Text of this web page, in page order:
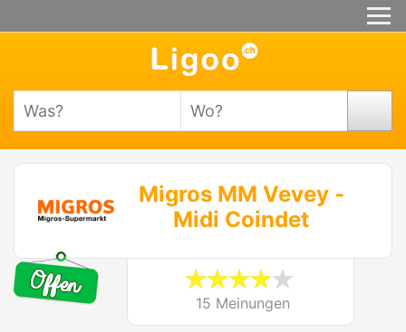
Migros MM Vevey -
Midi Coindet
15 Meinungen